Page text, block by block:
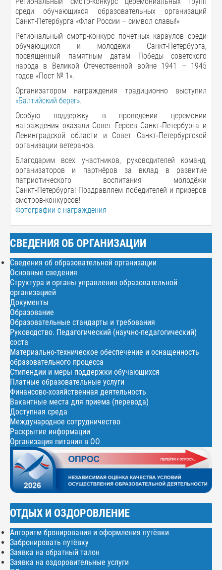
среди обучающихся образовательных организаций
Санкт-Петербурга «Флаг России – символ славы!»
Региональный смотр-конкурс почетных караулов среди
обучающихся и молодежи Санкт-Петербурга,
посвященный памятным датам Победы советского
народа в Великой Отечественной войне 1941 – 1945
годов «Пост № 1».
Организатором награждения традиционно выступил
«Балтийский берег».
Особую поддержку в проведении церемонии
награждения оказали Совет Героев Санкт‑Петербурга и
Ленинградской области и Совет Санкт‑Петербургской
организации ветеранов.
Благодарим всех участников, руководителей команд,
организаторов и партнёров за вклад в развитие
патриотического воспитания молодёжи
Санкт‑Петербурга! Поздравляем победителей и призеров
смотров-конкурсов!
Фотографии с награждения
СВЕДЕНИЯ ОБ ОРГАНИЗАЦИИ
Сведения об образовательной организации
Основные сведения
Структура и органы управления образовательной
организацией
Документы
Образование
Образовательные стандарты и требования
Руководство. Педагогический (научно-педагогический)
соста
Материально-техническое обеспечение и оснащенность
образовательного процесса
Стипендии и меры поддержки обучающихся
Платные образовательные услуги
Финансово-хозяйственная деятельность
Вакантные места для приема (перевода)
Доступная среда
Международное сотрудничество
Раскрытие информации
Организация питания в ОО
ОТДЫХ И ОЗДОРОВЛЕНИЕ
Алгоритм бронирования и оформления путёвки
Забронировать путёвку
Заявка на обратный талон
Заявка на оздоровительные услуги